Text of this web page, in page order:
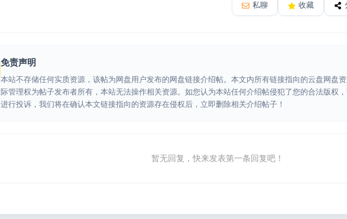
私聊 收藏
免责声明
本站不存储任何实质资源，该帖为网盘用户发布的网盘链接介绍帖。本文内所有链接指向的云盘网盘
际管理权为帖子发布者所有，本站无法操作相关资源。如您认为本站任何介绍帖侵犯了您的合法版权
进行投诉，我们将在确认本文链接指向的资源存在侵权后，立即删除相关介绍帖子！
暂无回复，快来发表第一条回复吧！